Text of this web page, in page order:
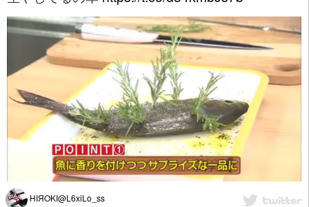
HIЯOKI@L6xiLo_ss